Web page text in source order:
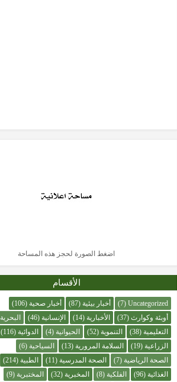
اضغط الصورة لحجز هذه المساحة
الأقسام
Uncategorized
(7) أخبار بيئية (87) أخبار صحية (106)
أوبئة وكوارث (37) الأخبارية (14) الإنسانية (46) البحرية
التعليمية (38) التنموية (52) الحيوانية (4) الدوائية (116)
الزراعية (19) السلامة المرورية (13) السياحية (6)
الصحة الرياضية (7) الصحة المدرسية (11) الطبية (214)
الغذائية (96) الفلكية (8) المخبرية (32) المختبرية (9)